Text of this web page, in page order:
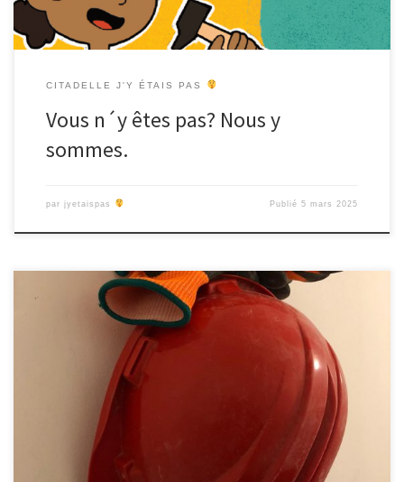
CITADELLE J'Y ÉTAIS PAS
Vous n´y êtes pas? Nous y
sommes.
par jyetaispas Publié5 mars 2025
-Un outil numérique pour parcourir et découvrir la Citadelle – Vous
êtes un.e.ouvrier.e qui travaille à la restauration de la Citadelle de
Marseille et vous souhaitez découvrir la Citadelle, son histoire
plurielle, sa topographie, les acteurs présents et les différents
récits qui y sont raconté ? Empruntez à travers le […]